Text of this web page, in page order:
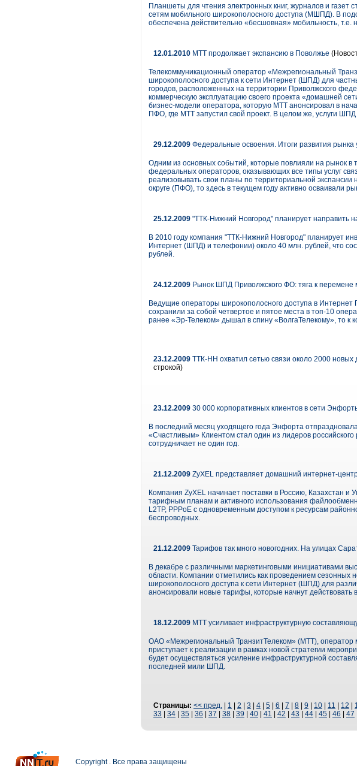
Планшеты для чтения электронных книг, журналов и газет
сетям мобильного широкополосного доступа (МШПД). В
обеспечена действительно «бесшовная» мобильность,
12.01.2010 МТТ продолжает экспансию в Поволжье
Телекоммуникационный оператор «Межрегиональный
широкополосного доступа к сети Интернет (ШПД) для
городов, расположенных на территории Приволжского
коммерческую эксплуатацию своего проекта «домашней
бизнес-модели оператора, которую МТТ анонсировал в
ПФО, где МТТ запустил свой проект. В целом же, услуги
29.12.2009 Федеральные освоения. Итоги развития
Одним из основных событий, которые повлияли на рынок в
федеральных операторов, оказывающих все типы услуг
реализовывать свои планы по территориальной
округе (ПФО), то здесь в текущем году активно осваивали
25.12.2009 "ТТК-Нижний Новгород" планирует направить
В 2010 году компания "ТТК-Нижний Новгород" планирует
Интернет (ШПД) и телефонии) около 40 млн. рублей, что
рублей.
24.12.2009 Рынок ШПД Приволжского ФО: тяга к перемене
Ведущие операторы широкополосного доступа в Интернет
сохранили за собой четвертое и пятое места в топ-10
ранее «Эр-Телеком» дышал в спину «ВолгаТелекому», то к
23.12.2009 ТТК-НН охватил сетью связи около 2000
строкой)
23.12.2009 30 000 корпоративных клиентов в сети
В последний месяц уходящего года Энфорта
«Счастливым» Клиентом стал один из лидеров
сотрудничает не один год.
21.12.2009 ZyXEL представляет домашний интернет-
Компания ZyXEL начинает поставки в Россию, Казахстан
тарифным планам и активного использования
L2TP, PPPoE с одновременным доступом к ресурсам
беспроводных.
21.12.2009 Тарифов так много новогодних. На улицах
В декабре с различными маркетинговыми инициативами
области. Компании отметились как проведением сезонных
широкополосного доступа к сети Интернет (ШПД) для
анонсировали новые тарифы, которые начнут действовать
18.12.2009 МТТ усиливает инфраструктурную
ОАО «Межрегиональный ТранзитТелеком» (МТТ), оператор
приступает к реализации в рамках новой стратегии
будет осуществляться усиление инфраструктурной
последней мили ШПД.
Страницы: << пред. 1 2 3 4 5 6 7 8 9 10 11 12
33
34 35 36 37 38 39 40 41 42 43 44 45 46 47
Copyright . Все права защищены